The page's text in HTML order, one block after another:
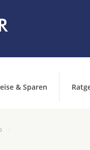
& Sparen